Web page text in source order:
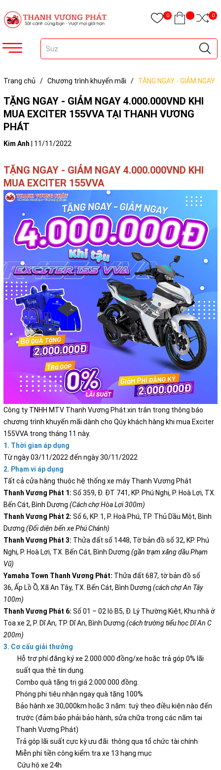
0 0
Trang chủ / Chương trình khuyến mãi /
TẶNG NGAY - GIẢM NGAY
TẶNG NGAY - GIẢM NGAY 4.000.000VND KHI
MUA EXCITER 155VVA TẠI THANH VƯƠNG
PHÁT
Kim Anh 11/11/2022
TẶNG NGAY - GIẢM NGAY 4.000.000VND KHI
MUA EXCITER 155VVA
Công ty TNHH MTV Thanh Vương Phát xin trân trọng thông báo
chương trình khuyến mãi dành cho Qúy khách hàng khi mua Exciter
155VVA trong tháng 11 này.
1. Thời gian áp dụng
Từ ngày 03/11/2022 đến ngày 30/11/2022
2. Phạm vi áp dụng
Tất cả cửa hàng thuộc hệ thống xe máy Thanh Vương Phát
Thanh Vương Phát 1: Số 359, Đ. ĐT 741, KP. Phú Nghị, P. Hoà Lợi, TX.
Bến Cát, Bình Dương (Cách chợ Hòa Lợi 300m)
Thanh Vương Phát 2: Số 6, KP. 1, P. Hoà Phú, TP. Thủ Dầu Một, Bình
Dương (Đối diện bến xe Phú Chánh)
Thanh Vương Phát 3: Thửa đất số 1448, Tờ bản đồ số 32, KP. Phú
Nghị, P. Hoà Lợi, TX. Bến Cát, Bình Dương (gần trạm xăng dầu Phạm
Vũ)
Yamaha Town Thanh Vương Phát: Thửa đất 687, tờ bản đồ số
36, Ấp Lồ Ồ, Xã An Tây, TX. Bến Cát, Bình Dương (cách chợ An Tây
100m)
Thanh Vương Phát 6: Số 01 – 02 lô B5, Đ. Lý Thường Kiệt, Khu nhà ở
Toa xe 2, P. Dĩ An, TP. Dĩ An, Bình Dương (cách trường tiểu học Dĩ An C
200m)
3. Cơ cấu giải thưởng
Hỗ trợ phí đăng ký xe 2.000.000 đồng/xe hoặc trả góp 0% lãi
suất qua thẻ tín dụng.
Combo quà tặng trị giá 2.000.000 đồng.
Phóng phi tiêu nhận ngay quà tặng 100%
Bảo hành xe 30,000km hoặc 3 năm: tuỳ theo điều kiện nào đến
trước (đảm bảo phải bảo hành, sửa chữa trong các năm tại
Thanh Vương Phát)
Trả góp lãi suất cực kỳ ưu đãi: thông qua tổ chức tài chính
Miễn phí tiền công kiểm tra xe 13 hạng mục
Cứu hộ xe 24h